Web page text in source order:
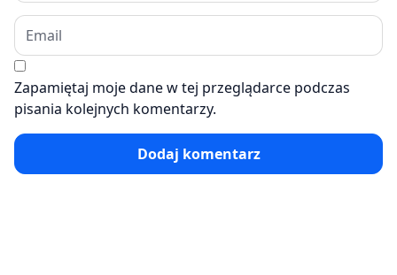
Zapamiętaj moje dane w tej przeglądarce podczas
pisania kolejnych komentarzy.
Dodaj komentarz